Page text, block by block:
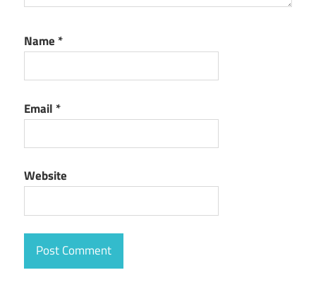
Name *
Email *
Website